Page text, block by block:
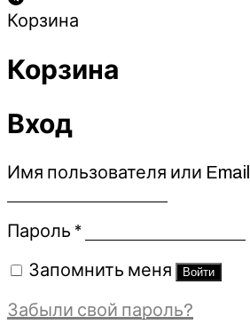
Корзина
Корзина
Вход
Имя пользователя или Email
Пароль *Обязательно
Запомнить меня Войти
Забыли свой пароль?